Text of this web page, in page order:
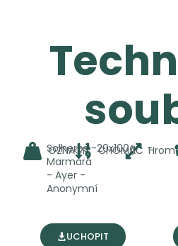
OZNAČIT
Solherbs -
Marmara
- Ayer -
Anonymní
CHOMÁČ
20x100gr -
UCHOPIT